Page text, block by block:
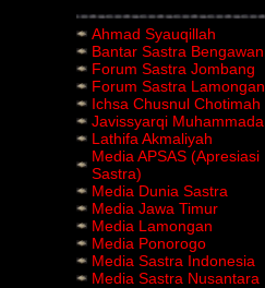
Ahmad Syauqillah
Bantar Sastra Bengawan
Forum Sastra Jombang
Forum Sastra Lamongan
Ichsa Chusnul Chotimah
Javissyarqi Muhammada
Lathifa Akmaliyah
Media APSAS (Apresiasi
Sastra)
Media Dunia Sastra
Media Jawa Timur
Media Lamongan
Media Ponorogo
Media Sastra Indonesia
Media Sastra Nusantara